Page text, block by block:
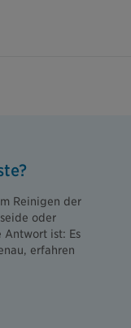
Reinigen der
oder
Antwort ist: Es
erfahren